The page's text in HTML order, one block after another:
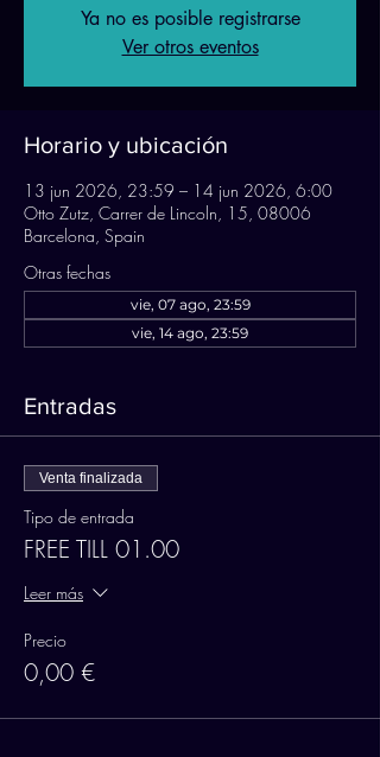
Ya no es posible registrarse
Ver otros eventos
Horario y ubicación
13 jun 2026, 23:59 – 14 jun 2026, 6:00
Otto Zutz, Carrer de Lincoln, 15, 08006
Barcelona, Spain
Otras fechas
vie, 07 ago, 23:59
vie, 14 ago, 23:59
Entradas
Venta finalizada
Tipo de entrada
FREE TILL 01.00
Leer más
Precio
0,00 €